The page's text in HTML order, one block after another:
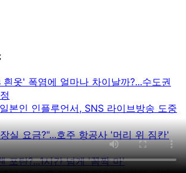
옷' 폭염에 얼마나 차이날까?...수도권
본인 인플루언서, SNS 라이브방송 도중
실 요금?"...호주 항공사 '머리 위 짐칸'
포탄?...1시간 넘게 '꼼짝 마'